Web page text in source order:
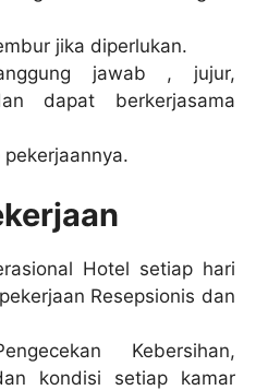
jika diperlukan.
jawab , jujur,
dapat berkerjasama
Hotel setiap hari
Resepsionis dan
Kebersihan,
kondisi setiap kamar